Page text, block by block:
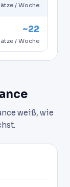
/ Woche
~22
/ Woche
weiß, wie